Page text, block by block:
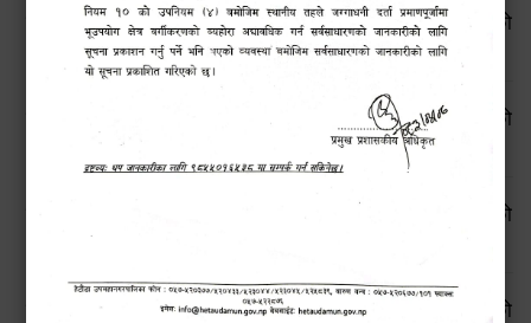
सूचनाको हक सम्बन्धी ऐन, २०६४ बमोजिमको स्वतः प्रकाशन गरिएको
आ.व. २०८२।८३ को तेस्रो त्रैमासिक प्रतिवेदन
सूचनाको हक सम्बन्धी ऐन, २०६४ बमोजिमको स्वतः प्रकाशन गरिएको
आ.व. २०८२।८३ को दोस्रो त्रैमासिक प्रतिवेदन
सूचनाको हक सम्बन्धी ऐन, २०६४ बमोजिमको स्वतः प्रकाशन गरिएको
आ.व. २०८२।८३ को प्रथम त्रैमासिक प्रतिवेदन
सूचनाको हक सम्बन्धी ऐन, २०६४ बमोजिमको स्वतः प्रकाशन गरिएको